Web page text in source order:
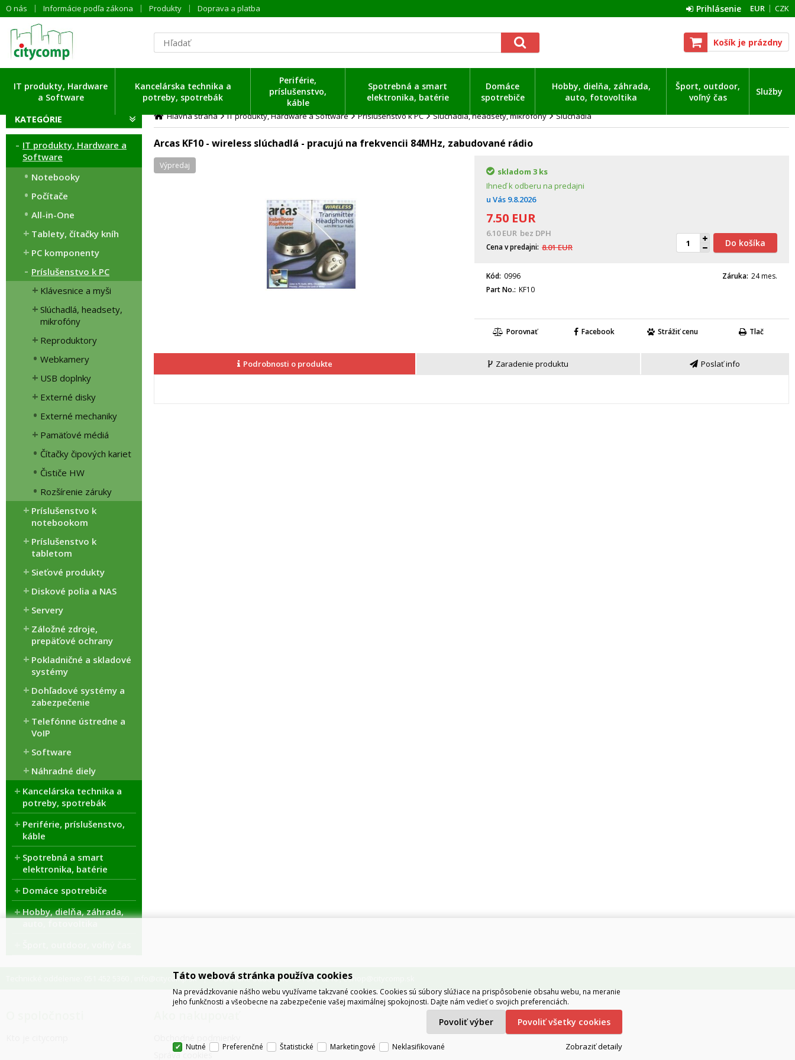
O nás Informácie podľa zákona Produkty Doprava a platba EUR CZK
Prihlásenie
Košík je prázdny
IT produkty, Hardware
a Software
Kancelárska technika a
potreby, spotrebák
Periférie,
príslušenstvo,
káble
Spotrebná a smart
elektronika, batérie
Domáce
spotrebiče
Hobby, dielňa, záhrada,
auto, fotovoltika
Šport, outdoor,
voľný čas
Služby
KATEGÓRIE
IT produkty, Hardware a
Software
Notebooky
Počítače
All-in-One
Tablety, čítačky kníh
PC komponenty
Príslušenstvo k PC
Klávesnice a myši
Slúchadlá, headsety,
mikrofóny
Reproduktory
Webkamery
USB doplnky
Externé disky
Externé mechaniky
Pamäťové médiá
Čítačky čipových kariet
Čističe HW
Rozšírenie záruky
Príslušenstvo k
notebookom
Príslušenstvo k
tabletom
Sieťové produkty
Diskové polia a NAS
Servery
Záložné zdroje,
prepäťové ochrany
Pokladničné a skladové
systémy
Dohľadové systémy a
zabezpečenie
Telefónne ústredne a
VoIP
Software
Náhradné diely
Kancelárska technika a
potreby, spotrebák
Periférie, príslušenstvo,
káble
Spotrebná a smart
elektronika, batérie
Domáce spotrebiče
Hobby, dielňa, záhrada,
Hlavná strana IT produkty, Hardware a Software Príslušenstvo k PC Slúchadlá, headsety, mikrofóny Slúchadlá
Arcas KF10 - wireless slúchadlá - pracujú na frekvencii 84MHz, zabudované rádio
Výpredaj
skladom 3 ks
Ihneď k odberu na predajni
u Vás 9.8.2026
7.50 EUR
6.10EUR bez DPH
Cena v predajni 8.01EUR Do košíka
Kód 0996
Part No. KF10
Záruka 24 mes.
Porovnať Facebook Strážiť cenu Tlač
Podrobnosti o produkte Zaradenie produktu Poslať info
info@citycomp.sk Obchodné oddelenie: 051 381 0216,eshop@citycomp.sk
Správa cookies
Táto webová stránka používa cookies
Na prevádzkovanie nášho webu využívame takzvané cookies. Cookies sú súbory slúžiace na prispôsobenie obsahu webu, na meranie
jeho funkčnosti a všeobecne na zabezpečenie vašej maximálnej spokojnosti. Dajte nám vedieť o svojich preferenciách.
Povoliť výber Povoliť všetky cookies
Nutné Preferenčné Štatistické Marketingové Neklasifikované Zobraziť detaily